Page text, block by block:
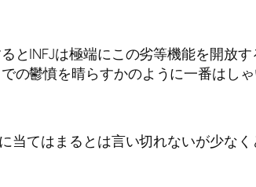
とINFJは極端にこの劣等機能を開放
の鬱憤を晴らすかのように一番はし
当てはまるとは言い切れないが少な